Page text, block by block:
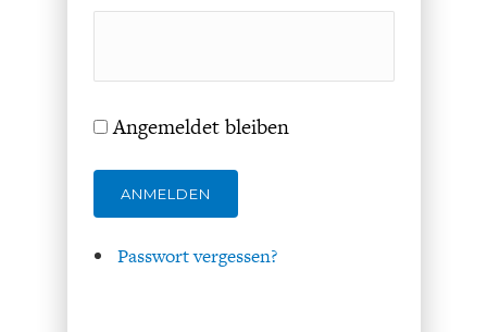
DAS DEUTSCHE
GELDPOLITIK
Angemeldet bleiben
ANMELDEN
Passwort vergessen?